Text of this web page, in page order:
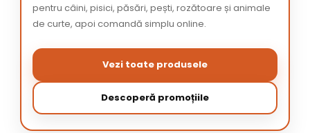
pentru câini, pisici, păsări, pești, rozătoare și animale
de curte, apoi comandă simplu online.
Vezi toate produsele
Descoperă promoțiile